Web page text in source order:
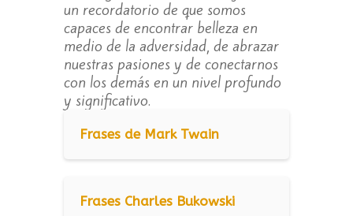
un recordatorio de que somos
capaces de encontrar belleza en
medio de la adversidad, de abrazar
nuestras pasiones y de conectarnos
con los demás en un nivel profundo
y significativo.
Frases de Mark Twain
Frases Charles Bukowski